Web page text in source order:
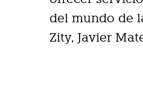
del mundo de
Zity, Javier